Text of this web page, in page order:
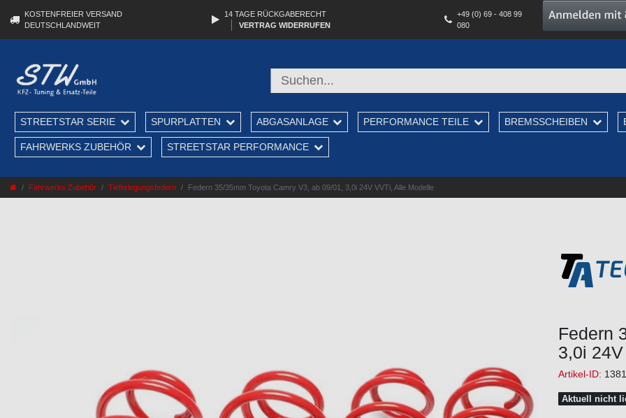
KOSTENFREIER VERSAND
DEUTSCHLANDWEIT
14 TAGE RÜCKGABERECHT
VERTRAG WIDERRUFEN
+49 (0) 69 - 408 99
080
STREETSTAR SERIE SPURPLATTEN ABGASANLAGE PERFORMANCE TEILE BREMSSCHEIBEN
FAHRWERKS ZUBEHÖR STREETSTAR PERFORMANCE
Fahrwerks Zubehör Tieferlegungsfedern Federn 35/35mm Toyota Camry V3, ab 09/01, 3,0i 24V VVTi, Alle Modelle
Federn
3,0i
Artikel-ID: 1381
Aktuell nicht